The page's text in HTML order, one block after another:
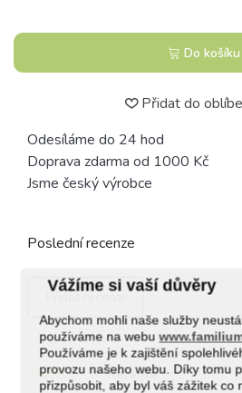
Vážíme si vaší důvěry
Abychom mohli naše služby
používáme na webu
Používáme je k zajištění
provozu našeho webu. Díky tomu
přizpůsobit, aby byl váš zážitek co
Do košíku
Přidat do
Odesíláme do 24 hod
Doprava zdarma od 1000 Kč
Jsme český výrobce
Detail Recenze
Poslední recenze
Přidat recenzi